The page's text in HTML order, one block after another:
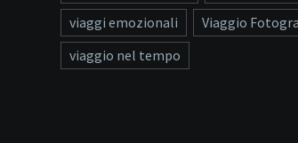
viaggi emozionali
Viaggio
viaggio nel tempo